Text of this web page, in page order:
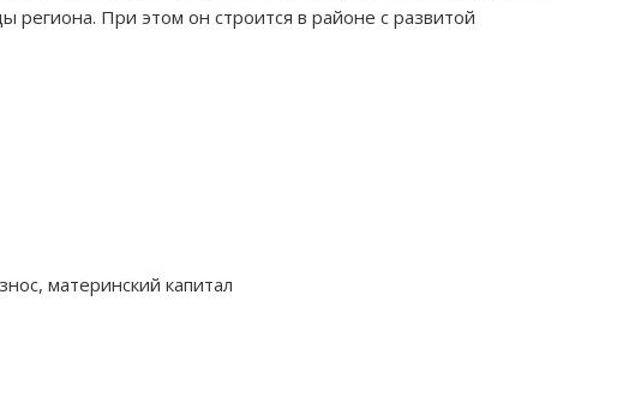
региона. При этом он строится в районе с развитой
материнский капитал